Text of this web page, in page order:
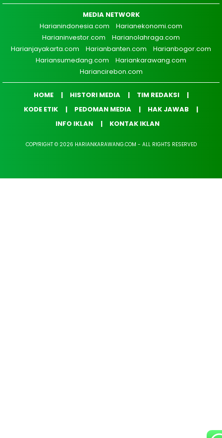
MEDIA NETWORK
Harianindonesia.com
Harianekonomi.com
Harianinvestor.com
Harianolahraga.com
Harianjayakarta.com
Harianbanten.com
Harianbogor.com
Hariansumedang.com
Hariankarawang.com
Hariancirebon.com
HOME HISTORI MEDIA
TIM REDAKSI
KODE ETIK
PEDOMAN MEDIA
HAK JAWAB
INFO IKLAN
KONTAK IKLAN
COPYRIGHT © 2026 HARIANKARAWANG.COM - ALL RIGHTS RESERVED